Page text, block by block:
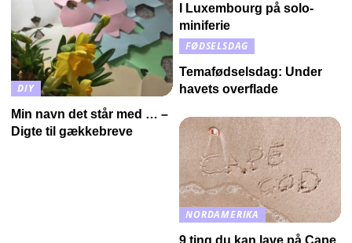
DIY
Min navn det står med … –
Digte til gækkebreve
I Luxembourg på solo-
miniferie
FØDSELSDAG
Temafødselsdag: Under
havets overflade
NORDAMERIKA
9 ting du kan lave på Cape